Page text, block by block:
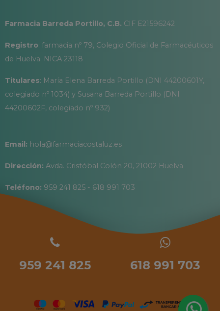
Farmacia Barreda Portillo, C.B. CIF E21596242
Registro: farmacia nº 79, Colegio Oficial de Farmacéuticos
de Huelva. NICA 23118
Titulares: María Elena Barreda Portillo (DNI 44200601Y,
colegiado nº 1034) y Susana Barreda Portillo (DNI
44200602F, colegiado nº 932)
Email: hola@farmaciacostaluz.es
Dirección: Avda. Cristóbal Colón 20, 21002 Huelva
Teléfono: 959 241 825 - 618 991 703
959 241 825 618 991 703